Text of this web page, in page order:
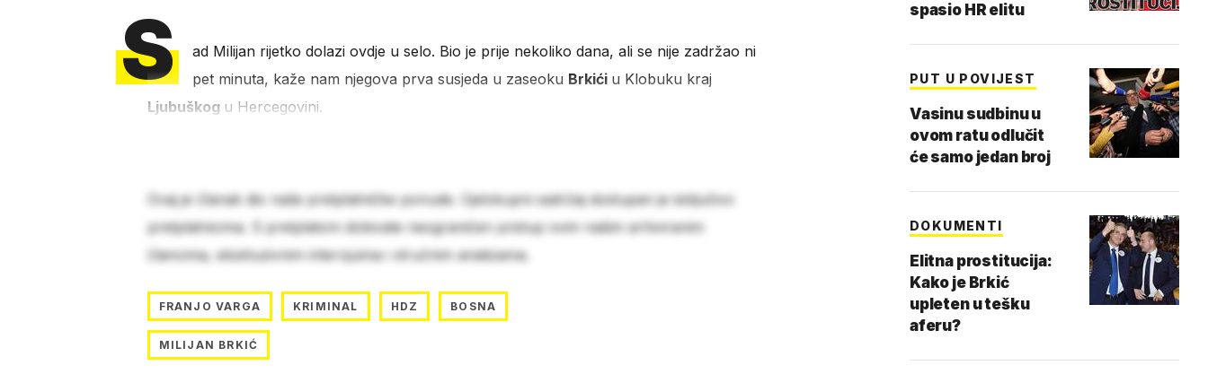
S
ad Milijan rijetko dolazi ovdje u selo. Bio je prije nekoliko dana, ali se nije zadržao ni
pet minuta, kaže nam njegova prva susjeda u zaseoku Brkići u Klobuku kraj
Ljubuškog u Hercegovini.
Ovaj je članak dio naše pretplatničke ponude. Cjelokupni sadržaj dostupan je isključivo
pretplatnicima. S pretplatom dobivate neograničen pristup svim našim arhiviranim
člancima, ekskluzivnim intervjuima i stručnim analizama.
FRANJO VARGA KRIMINAL HDZ BOSNA
MILIJAN BRKIĆ
spasio HR elitu
PUT U POVIJEST
Vasinu sudbinu u
ovom ratu odlučit
će samo jedan broj
DOKUMENTI
Elitna prostitucija:
Kako je Brkić
upleten u tešku
aferu?